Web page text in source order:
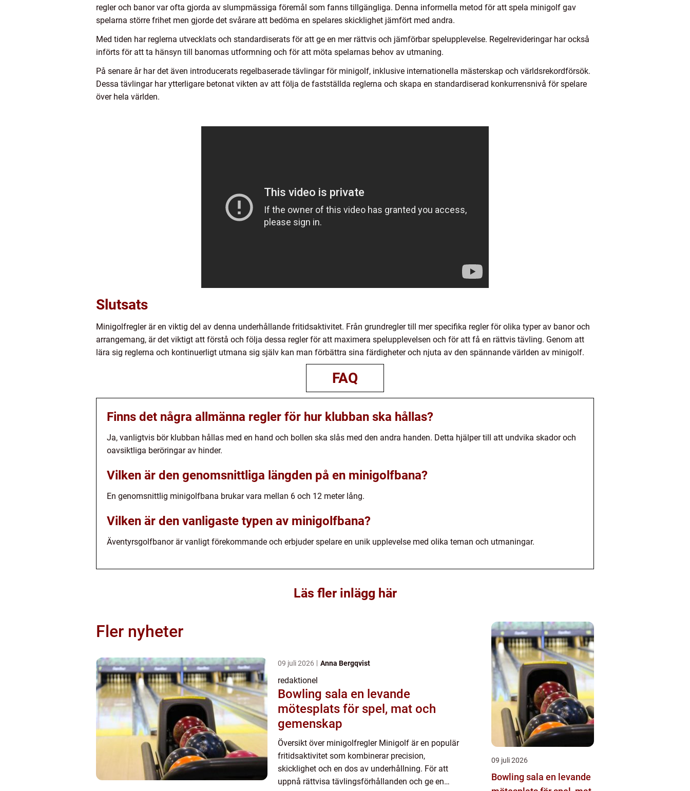
regler och banor var ofta gjorda av slumpmässiga föremål som fanns tillgängliga. Denna informella metod för att spela minigolf gav
spelarna större frihet men gjorde det svårare att bedöma en spelares skicklighet jämfört med andra.
Med tiden har reglerna utvecklats och standardiserats för att ge en mer rättvis och jämförbar spelupplevelse. Regelrevideringar har också
införts för att ta hänsyn till banornas utformning och för att möta spelarnas behov av utmaning.
På senare år har det även introducerats regelbaserade tävlingar för minigolf, inklusive internationella mästerskap och världsrekordförsök.
Dessa tävlingar har ytterligare betonat vikten av att följa de fastställda reglerna och skapa en standardiserad konkurrensnivå för spelare
över hela världen.
Slutsats
Minigolfregler är en viktig del av denna underhållande fritidsaktivitet. Från grundregler till mer specifika regler för olika typer av banor och
arrangemang, är det viktigt att förstå och följa dessa regler för att maximera spelupplevelsen och för att få en rättvis tävling. Genom att
lära sig reglerna och kontinuerligt utmana sig själv kan man förbättra sina färdigheter och njuta av den spännande världen av minigolf.
FAQ
Finns det några allmänna regler för hur klubban ska hållas?
Ja, vanligtvis bör klubban hållas med en hand och bollen ska slås med den andra handen. Detta hjälper till att undvika skador och
oavsiktliga beröringar av hinder.
Vilken är den genomsnittliga längden på en minigolfbana?
En genomsnittlig minigolfbana brukar vara mellan 6 och 12 meter lång.
Vilken är den vanligaste typen av minigolfbana?
Äventyrsgolfbanor är vanligt förekommande och erbjuder spelare en unik upplevelse med olika teman och utmaningar.
Läs fler inlägg här
Fler nyheter
09 juli 2026 Anna Bergqvist
redaktionel
Bowling sala en levande
mötesplats för spel, mat och
gemenskap
Översikt över minigolfregler Minigolf är en populär
fritidsaktivitet som kombinerar precision,
skicklighet och en dos av underhållning. För att
uppnå rättvisa tävlingsförhållanden och ge en
09 juli 2026
Bowling sala en levande